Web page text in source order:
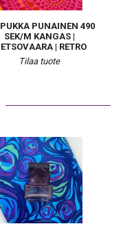
PUNAINEN 490
SEK/M KANGAS |
| RETRO
Tilaa tuote